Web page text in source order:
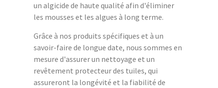
un algicide de haute qualité afin d'éliminer
les mousses et les algues à long terme.
Grâce à nos produits spécifiques et à un
savoir-faire de longue date, nous sommes en
mesure d'assurer un nettoyage et un
revêtement protecteur des tuiles, qui
assureront la longévité et la fiabilité de